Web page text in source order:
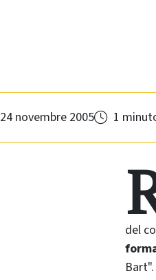
24 novembre 2005 1
del